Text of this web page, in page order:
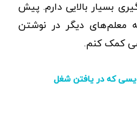
بسیار بالایی دارم. پیش
معلم‌های دیگر در نوشتن
کمک کنم.
که در یافتن شغل